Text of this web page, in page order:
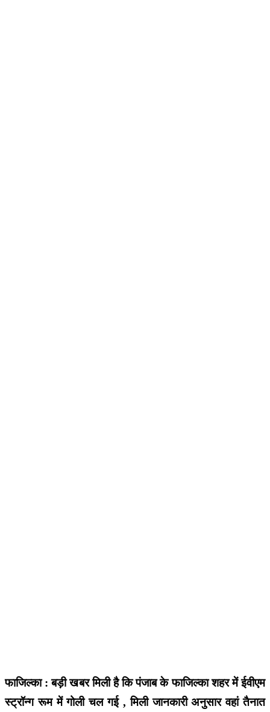
फाजिल्का : बड़ी खबर मिली है कि पंजाब के फाजिल्का शहर में ईवीएम
स्ट्रॉन्ग रूम में गोली चल गई , मिली जानकारी अनुसार वहां तैनात